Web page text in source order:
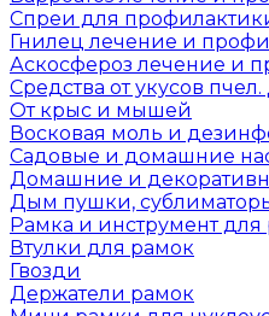
Спреи для
Гнилец лечение и
Аскосфероз лечение и
Средства от укусов
От крыс и мышей
Восковая моль и
Садовые и домашние
Домашние и
Дым пушки,
Рамка и инструмент
Втулки для рамок
Гвозди
Держатели рамок